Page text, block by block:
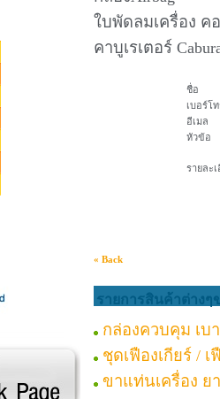
ใบพัดลมเครื่อง ค
คาบูเรเตอร์
ชื่อ
เบอร์โ
อีเมล
หัวข้อ
รายละ
« Back
รายการสินค้าต่างๆ
กล่องควบคุม เบ
ชุดเฟืองเกียร์ /
ขาแท่นเครื่อง ย